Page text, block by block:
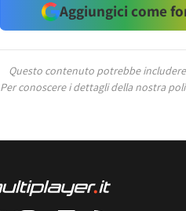
Aggiungici come
Questo contenuto potrebbe
Per conoscere i dettagli della nostra